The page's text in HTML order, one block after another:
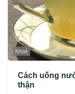
Khoẻ
Cách uống
thận